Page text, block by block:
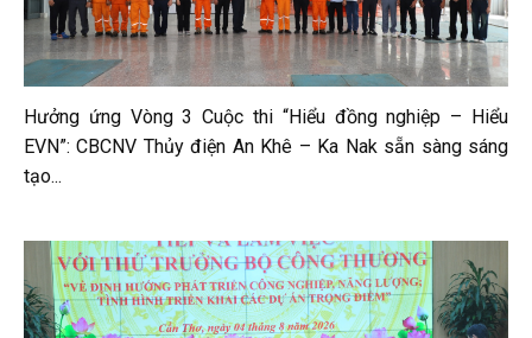
Hưởng ứng Vòng 3 Cuộc thi “Hiểu đồng nghiệp – Hiểu
EVN”: CBCNV Thủy điện An Khê – Ka Nak sẵn sàng sáng
tạo...